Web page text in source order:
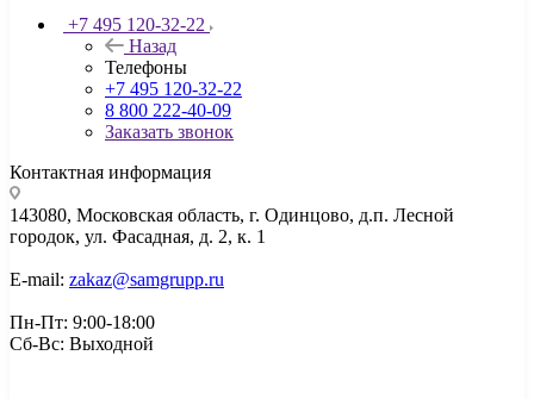
+7 495 120-32-22
Назад
Телефоны
+7 495 120-32-22
8 800 222-40-09
Заказать звонок
Контактная информация
143080, Mосковская область, г. Одинцово, д.п. Лесной
городок, ул. Фасадная, д. 2, к. 1
E-mail: zakaz@samgrupp.ru
Пн-Пт: 9:00-18:00
Сб-Вс: Выходной